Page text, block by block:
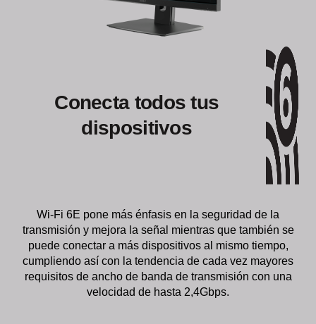
dispositivos
transmisión y mejora la señal mientras que también se
puede conectar a más dispositivos al mismo tiempo,
cumpliendo así con la tendencia de cada vez mayores
requisitos de ancho de banda de transmisión con una
velocidad de hasta 2,4Gbps.